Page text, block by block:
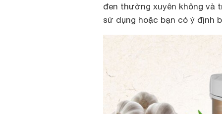
đen thường xuyên không và
sử dụng hoặc bạn có ý định